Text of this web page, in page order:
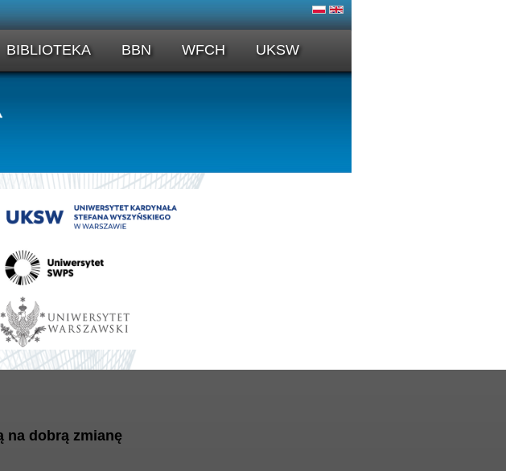
BIBLIOTEKA BBN WFCH UKSW
na dobrą zmianę